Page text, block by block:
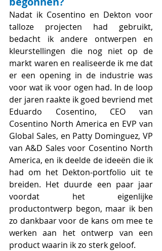
Nadat ik Cosentino en Dekton voor
talloze projecten had gebruikt,
bedacht ik andere ontwerpen en
kleurstellingen die nog niet op de
markt waren en realiseerde ik me dat
er een opening in de industrie was
voor wat ik voor ogen had. In de loop
der jaren raakte ik goed bevriend met
Eduardo Cosentino, CEO van
Cosentino North America en EVP van
Global Sales, en Patty Dominguez, VP
van A&D Sales voor Cosentino North
America, en ik deelde de ideeën die ik
had om het Dekton-portfolio uit te
breiden. Het duurde een paar jaar
voordat het eigenlijke
productontwerp begon, maar ik ben
zo dankbaar voor de kans om mee te
werken aan het ontwerp van een
product waarin ik zo sterk geloof.